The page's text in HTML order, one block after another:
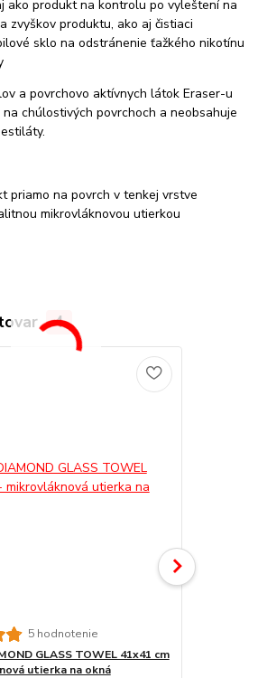
ako produkt na kontrolu po vyleštení na
zvyškov produktu, ako aj čistiaci
sklo na odstránenie ťažkého nikotínu
a povrchovo aktívnych látok Eraser-u
chúlostivých povrchoch a neobsahuje
priamo na povrch v tenkej vrstve
mikrovláknovou utierkou
4
5 hodnotenie
GLASS TOWEL 41x41 cm
utierka na okná